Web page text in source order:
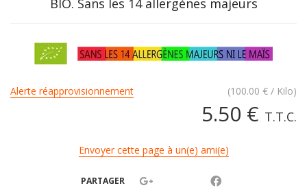
(100.00 € / Kilo)
5.50 € T.T.C.
Alerte réapprovisionnement
Envoyer cette page à un(e) ami(e)
PARTAGER